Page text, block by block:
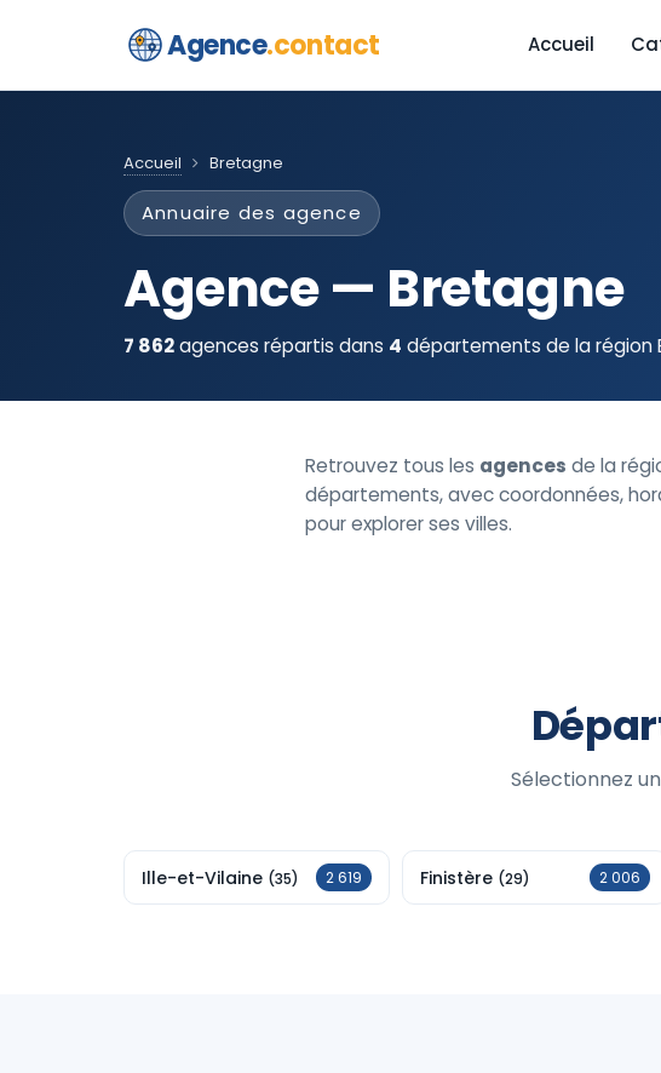
Agence.contact Accueil
Accueil Bretagne
Annuaire des agence
Agence — Bretagne
7 862agences répartis dans 4 départements de la région
Retrouvez tous les agences de la
départements, avec coordonnées,
pour explorer ses villes.
Sélectionnez
Ille-et-Vilaine (35) 2 619 Finistère (29) 2 006